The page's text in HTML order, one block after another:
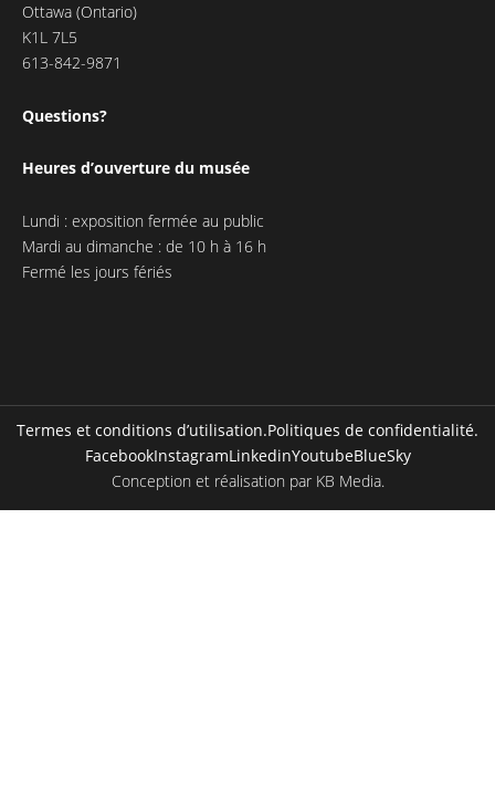
Ottawa (Ontario)
K1L 7L5
613-842-9871
Questions?
Heures d’ouverture du musée
Lundi : exposition fermée au public
Mardi au dimanche : de 10 h à 16 h
Fermé les jours fériés
Termes et conditions d’utilisation.Politiques de confidentialité.
FacebookInstagramLinkedinYoutubeBlueSky
Conception et réalisation par KB Media.